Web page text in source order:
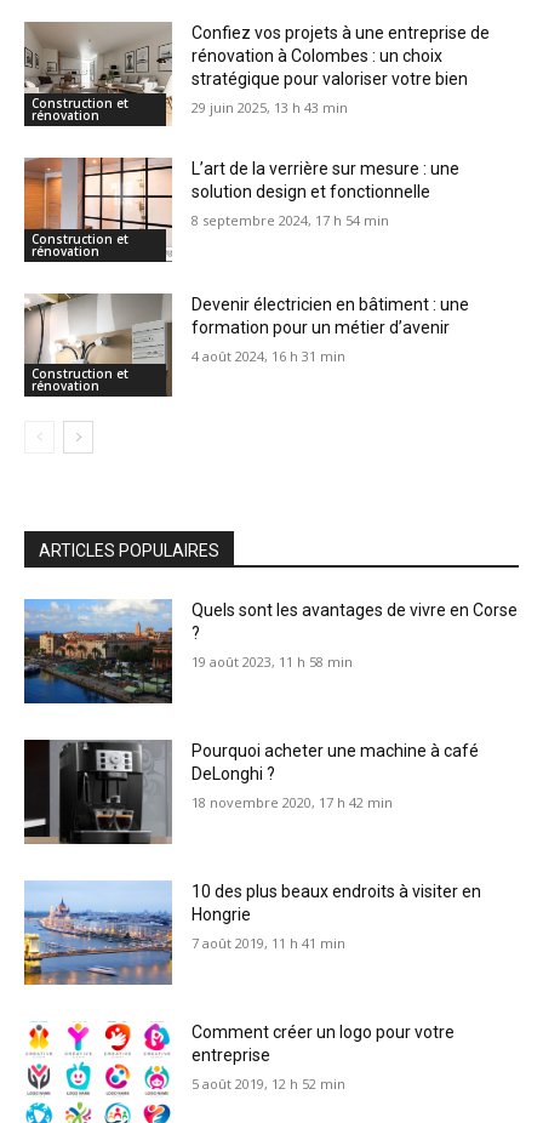
Construction et
rénovation
Confiez vos projets à une entreprise de
rénovation à Colombes : un choix
stratégique pour valoriser votre bien
29 juin 2025, 13 h 43 min
Construction et
rénovation
L’art de la verrière sur mesure : une
solution design et fonctionnelle
8 septembre 2024, 17 h 54 min
Construction et
rénovation
Devenir électricien en bâtiment : une
formation pour un métier d’avenir
4 août 2024, 16 h 31 min
ARTICLES POPULAIRES
Quels sont les avantages de vivre en Corse
?
19 août 2023, 11 h 58 min
Pourquoi acheter une machine à café
DeLonghi ?
18 novembre 2020, 17 h 42 min
10 des plus beaux endroits à visiter en
Hongrie
7 août 2019, 11 h 41 min
Comment créer un logo pour votre
entreprise
5 août 2019, 12 h 52 min